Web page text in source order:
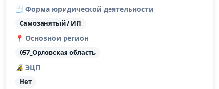
🧾 Форма юридической деятельности
Самозанятый / ИП
📍 Основной регион
057_Орловская область
🔏 ЭЦП
Нет